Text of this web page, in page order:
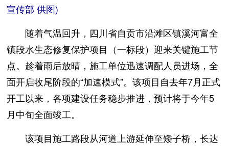
宣传部 供图)
随着气温回升，四川省自贡市沿滩区镇溪河富全
镇段水生态修复保护项目（一标段）迎来关键施工节
点。趁着雨后放晴，施工单位迅速调配人员进场，全
面开启收尾阶段的“加速模式”。该项目自去年7月正式
开工以来，各项建设任务稳步推进，预计将于今年5
月中旬全面竣工。
该项目施工路段从河道上游延伸至矮子桥，长达